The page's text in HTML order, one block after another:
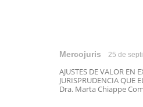
Mercojuris 25 de
AJUSTES DE VALOR EN
JURISPRUDENCIA QUE
Dra. Marta Chiappe